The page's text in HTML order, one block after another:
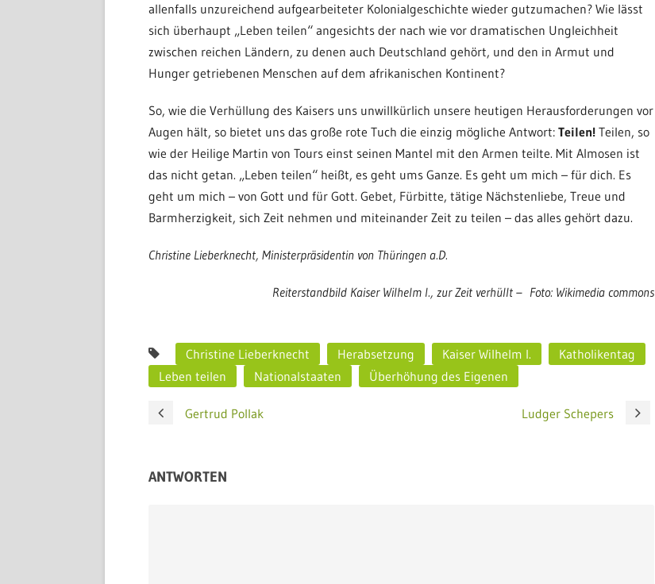
allenfalls unzureichend aufgearbeiteter Kolonialgeschichte wieder gutzumachen? Wie lässt
sich überhaupt „Leben teilen“ angesichts der nach wie vor dramatischen Ungleichheit
zwischen reichen Ländern, zu denen auch Deutschland gehört, und den in Armut und
Hunger getriebenen Menschen auf dem afrikanischen Kontinent?
So, wie die Verhüllung des Kaisers uns unwillkürlich unsere heutigen Herausforderungen vor
Augen hält, so bietet uns das große rote Tuch die einzig mögliche Antwort: Teilen! Teilen, so
wie der Heilige Martin von Tours einst seinen Mantel mit den Armen teilte. Mit Almosen ist
das nicht getan. „Leben teilen“ heißt, es geht ums Ganze. Es geht um mich – für dich. Es
geht um mich – von Gott und für Gott. Gebet, Fürbitte, tätige Nächstenliebe, Treue und
Barmherzigkeit, sich Zeit nehmen und miteinander Zeit zu teilen – das alles gehört dazu.
Christine Lieberknecht, Ministerpräsidentin von Thüringen a.D.
Reiterstandbild Kaiser Wilhelm I., zur Zeit verhüllt – Foto: Wikimedia commons
Christine Lieberknecht Herabsetzung Kaiser Wilhelm I.
Katholikentag
Leben teilen
Nationalstaaten Überhöhung des Eigenen
Gertrud Pollak Ludger Schepers
ANTWORTEN